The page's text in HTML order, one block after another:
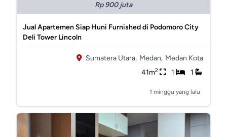
Rp 900 juta
Jual Apartemen Siap Huni Furnished di Podomoro City
Deli Tower Lincoln
Sumatera Utara, Medan, Medan Kota
41m2 1 1
1 minggu yang lalu